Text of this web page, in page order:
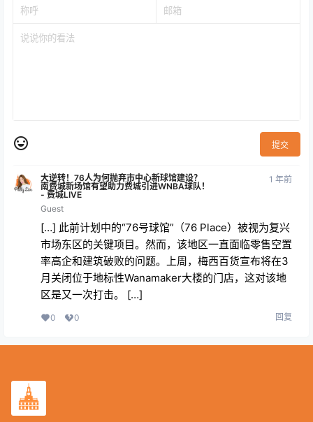
提交
大逆转！76人为何抛弃市中心新球馆建设？
南费城新场馆有望助力费城引进WNBA球队！
- 费城LIVE
Guest
1 年前
[…] 此前计划中的“76号球馆”（76 Place）被视为复兴
市场东区的关键项目。然而，该地区一直面临零售空置
率高企和建筑破败的问题。上周，梅西百货宣布将在3
月关闭位于地标性Wanamaker大楼的门店，这对该地
区是又一次打击。 […]
0 0 回复